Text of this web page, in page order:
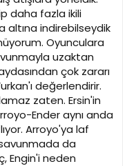
daha fazla ikili
altına indirebilseydik
Oyunculara
uzaktan
çok zararı
değerlendirir.
zaten. Ersin'in
Ender aynı anda
Arroyo'ya laf
da
Engin'i neden